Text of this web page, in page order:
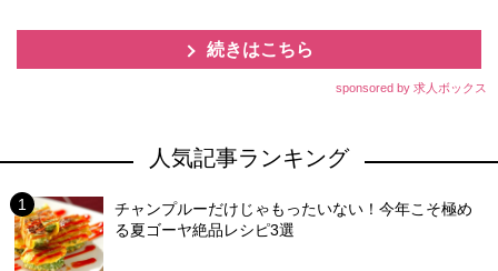
続きはこちら
sponsored by 求人ボックス
人気記事ランキング
チャンプルーだけじゃもったいない！今年こそ極め
る夏ゴーヤ絶品レシピ3選